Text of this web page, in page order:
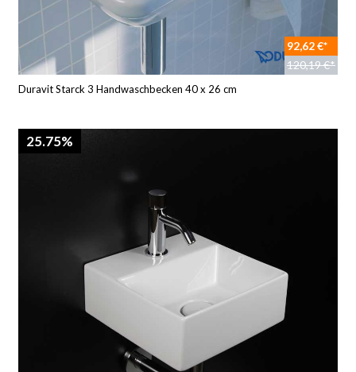
92,62 €*
120,19 €*
Duravit Starck 3 Handwaschbecken 40 x 26 cm
25.75%